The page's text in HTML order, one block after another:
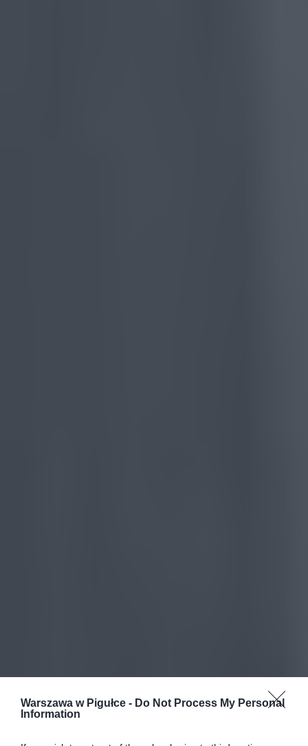
Warszawa w Pigułce - Do Not Process My Personal
Information